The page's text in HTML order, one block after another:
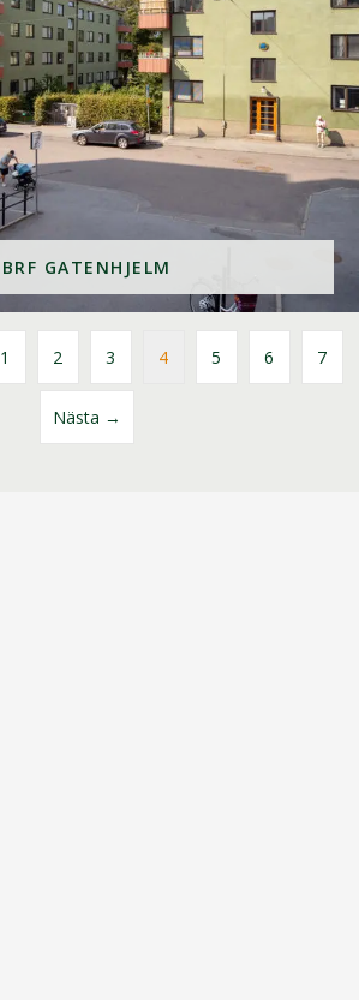
BRF GATENHJELM
1 2 3 4 5 6 7
Nästa →